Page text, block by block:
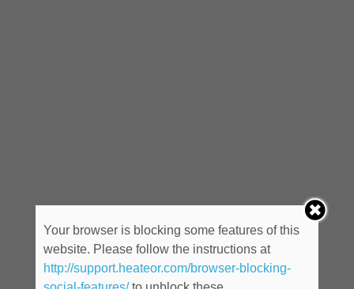
Your browser is blocking some features of this
website. Please follow the instructions at
http://support.heateor.com/browser-blocking-